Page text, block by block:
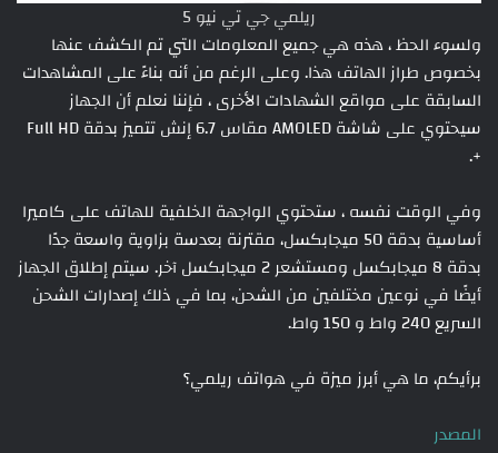
ريلمي جي تي نيو 5
ولسوء الحظ ، هذه هي جميع المعلومات التي تم الكشف عنها
بخصوص طراز الهاتف هذا. وعلى الرغم من أنه بناءً على المشاهدات
السابقة على مواقع الشهادات الأخرى ، فإننا نعلم أن الجهاز
سيحتوي على شاشة AMOLED مقاس 6.7 إنش تتميز بدقة Full HD
+.
وفي الوقت نفسه ، ستحتوي الواجهة الخلفية للهاتف على كاميرا
أساسية بدقة 50 ميجابكسل، مقترنة بعدسة بزاوية واسعة جدًا
بدقة 8 ميجابكسل ومستشعر 2 ميجابكسل آخر. سيتم إطلاق الجهاز
أيضًا في نوعين مختلفين من الشحن، بما في ذلك إصدارات الشحن
السريع 240 واط و 150 واط.
برأيكم، ما هي أبرز ميزة في هواتف ريلمي؟
المصدر